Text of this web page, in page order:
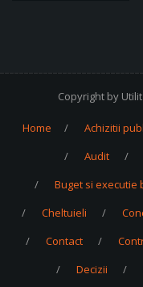
Copyright by
Home Achizitii
Audit
Buget si executie
Cheltuieli
Contact
Decizii